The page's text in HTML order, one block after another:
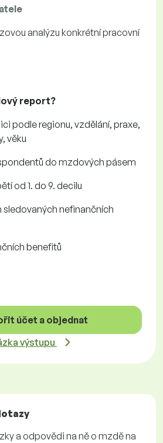
analýzu konkrétní pracovní
report?
podle regionu, vzdělání, praxe,
věku
do mzdových pásem
od 1. do 9. decilu
sledovaných nefinančních
benefitů
účet a objednat
výstupu
a odpovědi na ně o mzdě na